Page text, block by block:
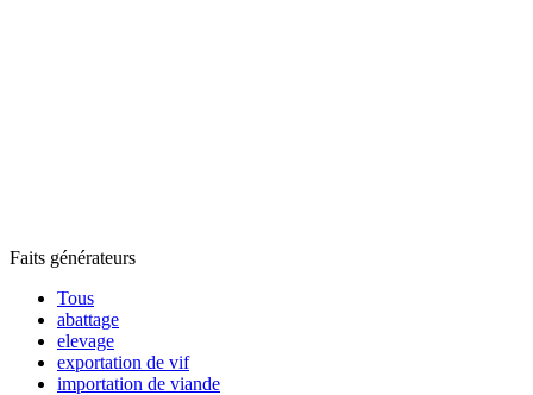
Faits générateurs
Tous
abattage
elevage
exportation de vif
importation de viande